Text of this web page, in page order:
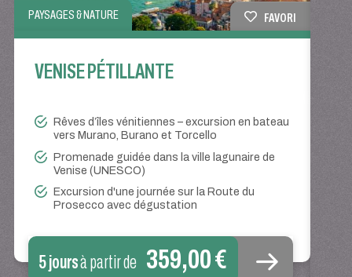
PAYSAGES & NATURE FAVORI
VENISE PÉTILLANTE
Rêves d’îles vénitiennes – excursion en bateau
vers Murano, Burano et Torcello
Promenade guidée dans la ville lagunaire de
Venise (UNESCO)
Excursion d'une journée sur la Route du
Prosecco avec dégustation
5 joursà partir de 359,00 €